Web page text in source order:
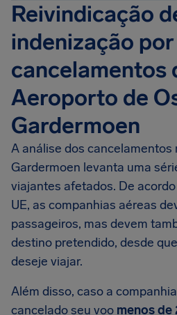
Reivindicação
indenização por
cancelamentos
Aeroporto de
Gardermoen
A análise dos
Gardermoen levanta uma
viajantes afetados. De
UE, as companhias aéreas
passageiros, mas devem
destino pretendido, desde
deseje viajar.
Além disso, caso a
cancelado seu voo menos de